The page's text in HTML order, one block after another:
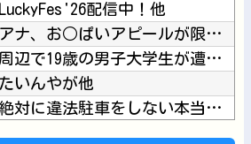
配信中！他
【画像】宇垣美里アナ、お○ぱいアピールが限界突破してしまうｗ...
北アルプス槍ヶ岳周辺で19歳の男子大学生が遭難 単独で1泊2...
いんやが他
韓国人「日本人が絶対に違法駐車をしない本当の理由がこちら…」...